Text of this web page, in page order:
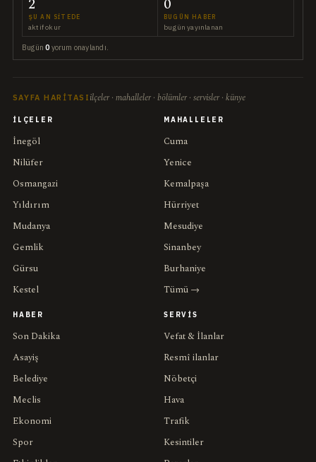
2
ŞU AN SITEDE
aktif okur
0
BUGÜN HABER
bugün yayınlanan
Bugün0 yorum onaylandı.
SAYFA HARITASI ilçeler · mahalleler · bölümler · servisler · künye
İLÇELER
İnegöl
Nilüfer
Osmangazi
Yıldırım
Mudanya
Gemlik
Gürsu
Kestel
MAHALLELER
Cuma
Yenice
Kemalpaşa
Hürriyet
Mesudiye
Sinanbey
Burhaniye
Tümü →
HABER
Son Dakika
Asayiş
Belediye
Meclis
Ekonomi
Spor
SERVIS
Vefat & İlanlar
Resmî ilanlar
Nöbetçi
Hava
Trafik
Kesintiler